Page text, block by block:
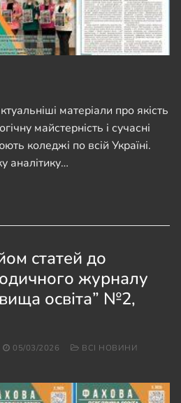
матеріали про якість
майстерність і сучасні
коледжі по всій Україні.
аналітику…
статей до
журналу
освіта” №2,
05/03/2026
ВСІ НОВИНИ